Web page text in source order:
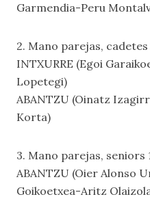
Garmendia-Peru
2. Mano parejas, cadetes
INTXURRE (Egoi
Lopetegi)
ABANTZU (Oinatz
Korta)
3. Mano parejas, seniors
ABANTZU (Oier Alonso
Goikoetxea-Aritz